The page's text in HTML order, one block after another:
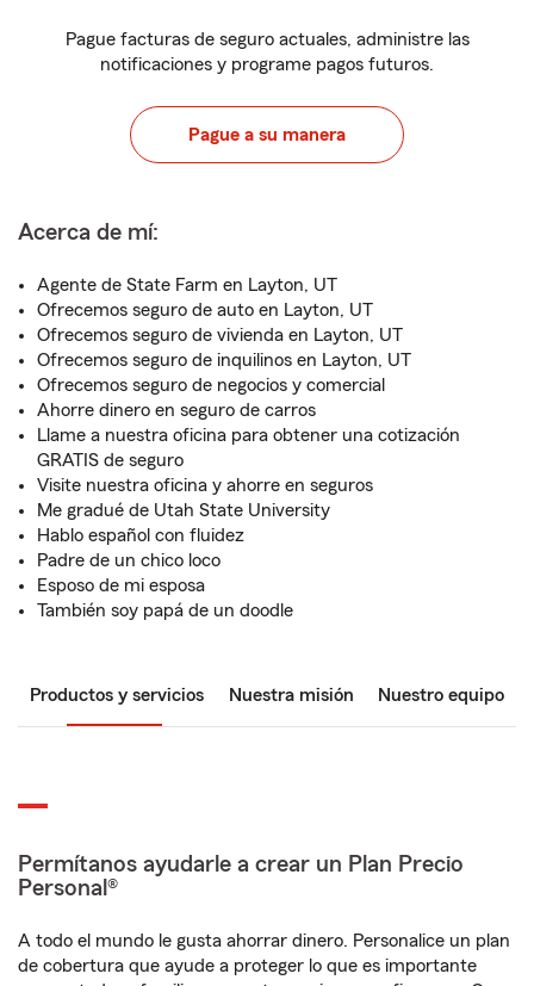
Pague facturas de seguro actuales, administre las
notificaciones y programe pagos futuros.
Pague a su manera
Acerca de mí:
Agente de State Farm en Layton, UT
Ofrecemos seguro de auto en Layton, UT
Ofrecemos seguro de vivienda en Layton, UT
Ofrecemos seguro de inquilinos en Layton, UT
Ofrecemos seguro de negocios y comercial
Ahorre dinero en seguro de carros
Llame a nuestra oficina para obtener una cotización
GRATIS de seguro
Visite nuestra oficina y ahorre en seguros
Me gradué de Utah State University
Hablo español con fluidez
Padre de un chico loco
Esposo de mi esposa
También soy papá de un doodle
Productos y servicios Nuestra misión Nuestro equipo
Permítanos ayudarle a crear un Plan Precio
Personal®
A todo el mundo le gusta ahorrar dinero. Personalice un plan
de cobertura que ayude a proteger lo que es importante